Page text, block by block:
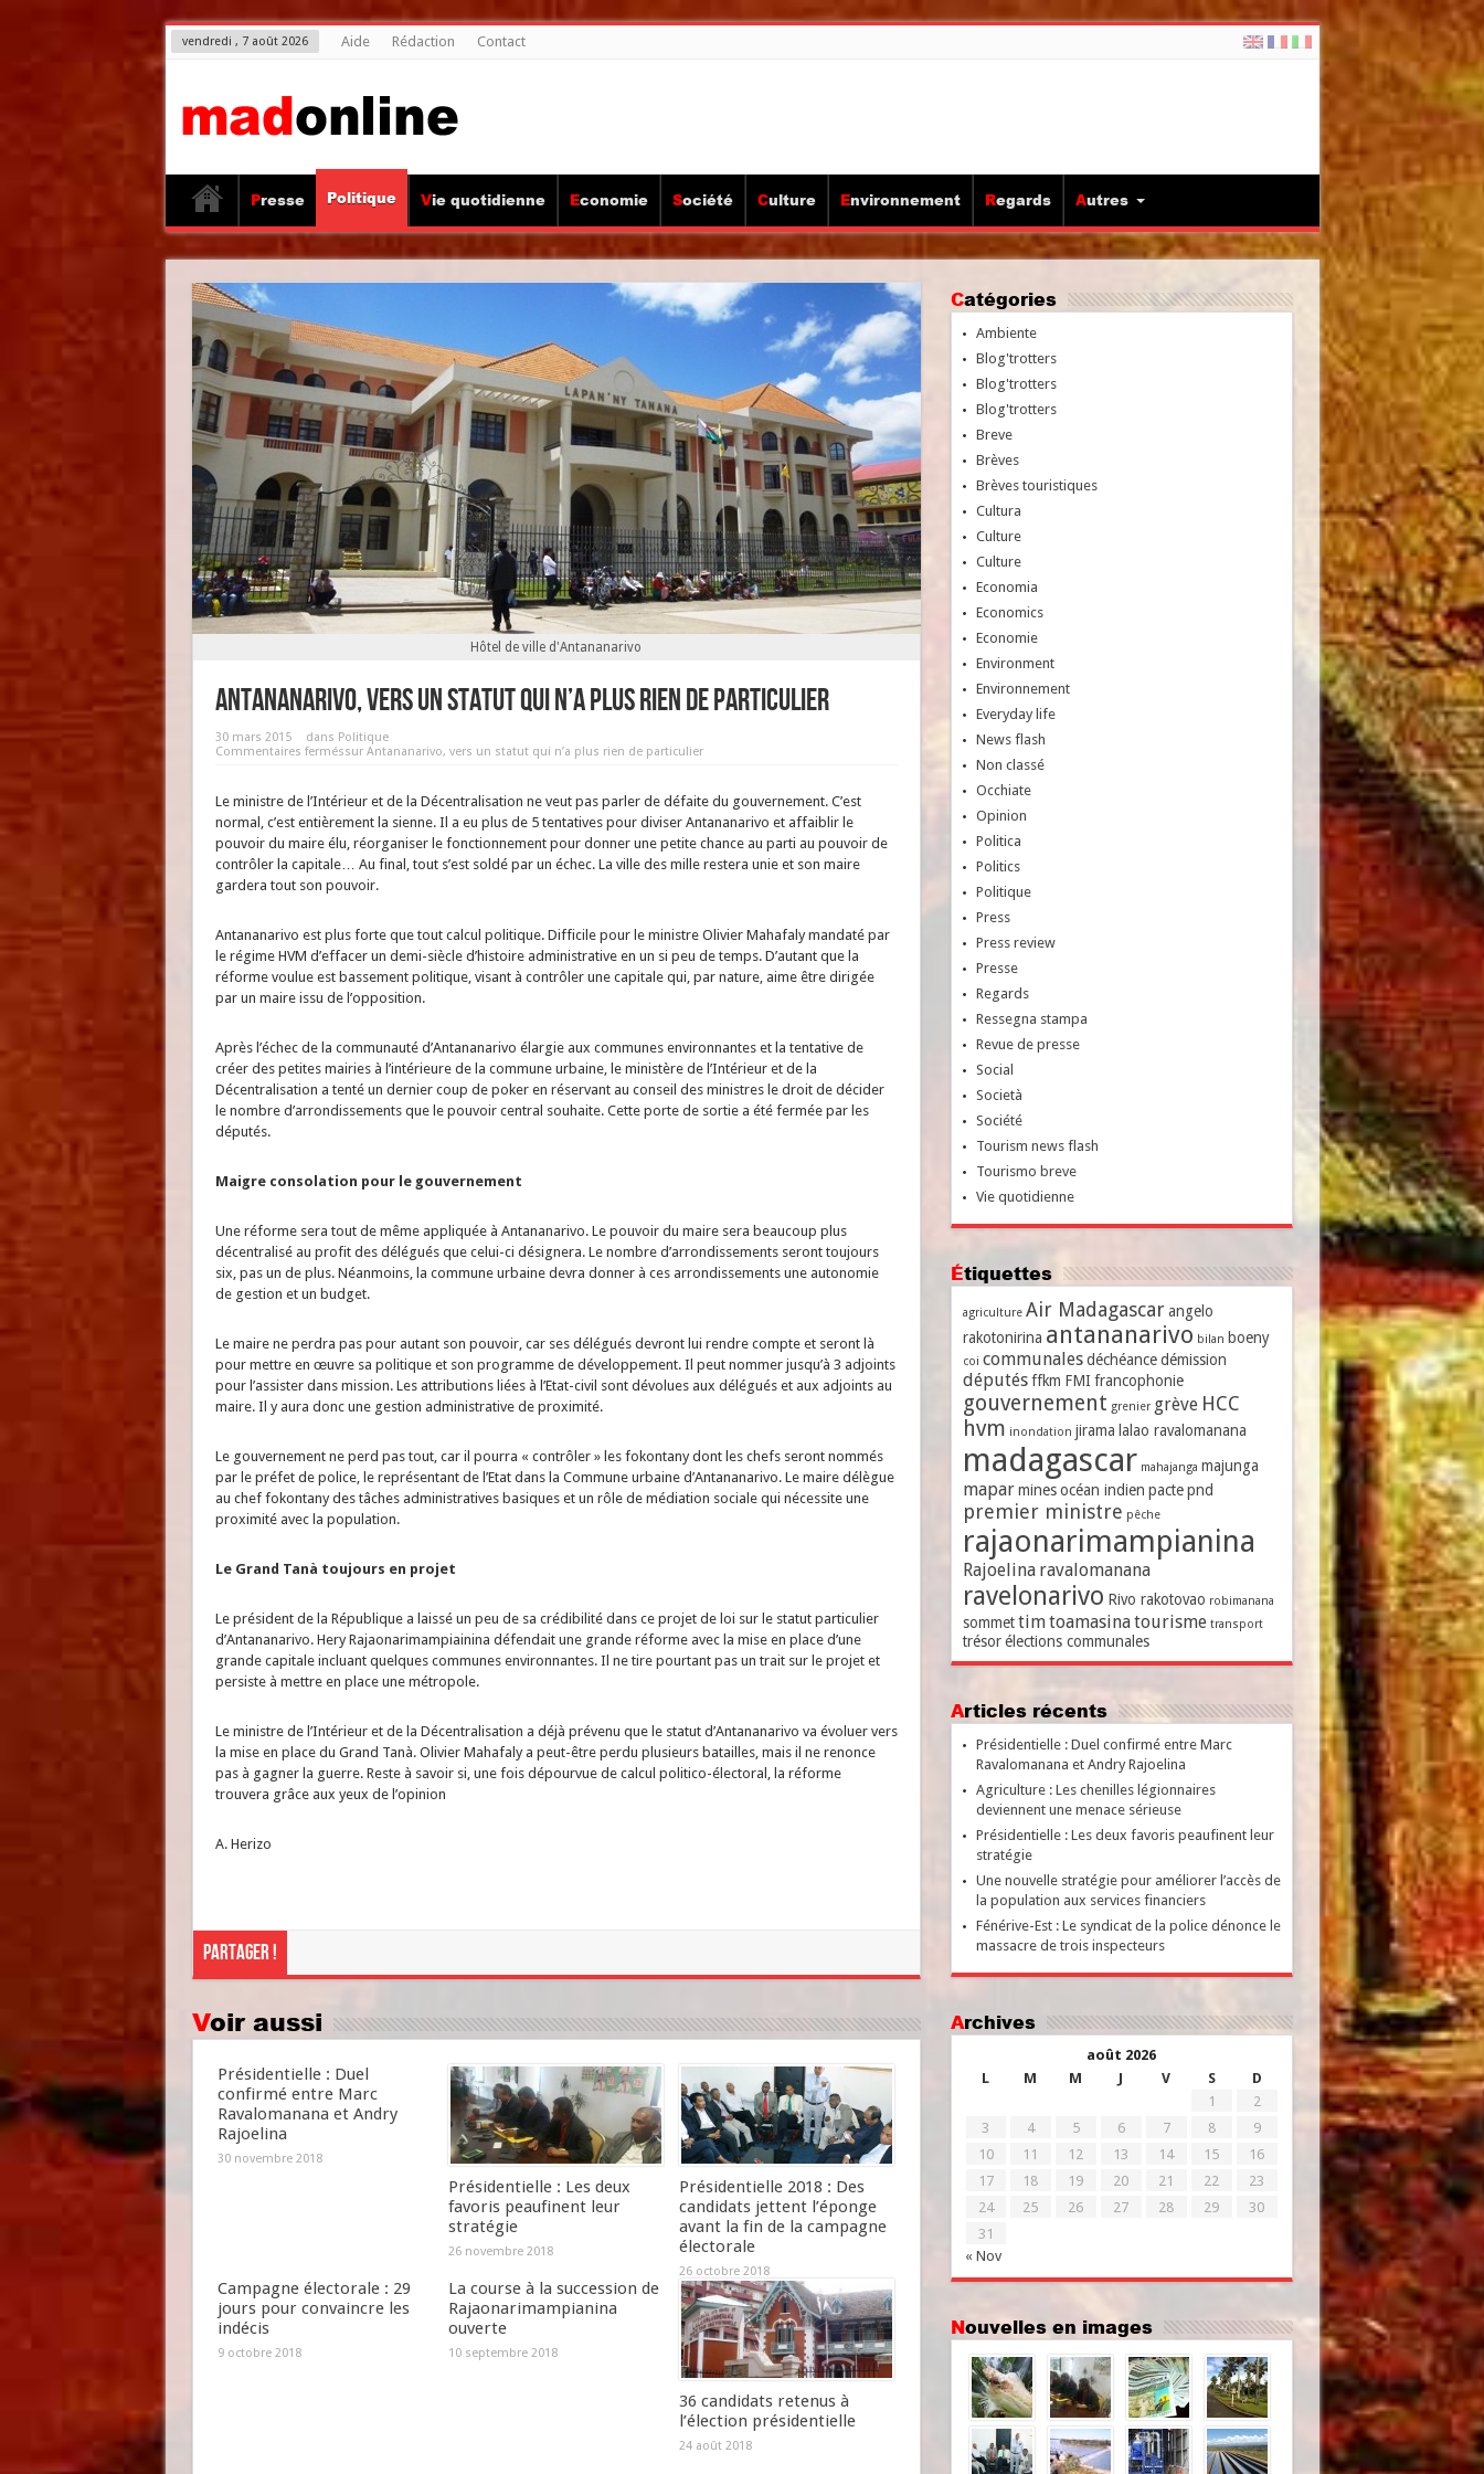
vendredi , 7 août 2026 Aide Rédaction Contact
Presse Politique Vie quotidienne Economie Société Culture Environnement Regards Autres
Hôtel de ville d'Antananarivo
Antananarivo, vers un statut qui n’a plus rien de particulier
30 mars 2015 dans Politique
Commentaires ferméssur Antananarivo, vers un statut qui n’a plus rien de particulier
Le ministre de l’Intérieur et de la Décentralisation ne veut pas parler de défaite du gouvernement. C’est
normal, c’est entièrement la sienne. Il a eu plus de 5 tentatives pour diviser Antananarivo et affaiblir le
pouvoir du maire élu, réorganiser le fonctionnement pour donner une petite chance au parti au pouvoir de
contrôler la capitale… Au final, tout s’est soldé par un échec. La ville des mille restera unie et son maire
gardera tout son pouvoir.
Antananarivo est plus forte que tout calcul politique. Difficile pour le ministre Olivier Mahafaly mandaté par
le régime HVM d’effacer un demi-siècle d’histoire administrative en un si peu de temps. D’autant que la
réforme voulue est bassement politique, visant à contrôler une capitale qui, par nature, aime être dirigée
par un maire issu de l’opposition.
Après l’échec de la communauté d’Antananarivo élargie aux communes environnantes et la tentative de
créer des petites mairies à l’intérieure de la commune urbaine, le ministère de l’Intérieur et de la
Décentralisation a tenté un dernier coup de poker en réservant au conseil des ministres le droit de décider
le nombre d’arrondissements que le pouvoir central souhaite. Cette porte de sortie a été fermée par les
députés.
Maigre consolation pour le gouvernement
Une réforme sera tout de même appliquée à Antananarivo. Le pouvoir du maire sera beaucoup plus
décentralisé au profit des délégués que celui-ci désignera. Le nombre d’arrondissements seront toujours
six, pas un de plus. Néanmoins, la commune urbaine devra donner à ces arrondissements une autonomie
de gestion et un budget.
Le maire ne perdra pas pour autant son pouvoir, car ses délégués devront lui rendre compte et seront là
pour mettre en œuvre sa politique et son programme de développement. Il peut nommer jusqu’à 3 adjoints
pour l’assister dans mission. Les attributions liées à l’Etat-civil sont dévolues aux délégués et aux adjoints au
maire. Il y aura donc une gestion administrative de proximité.
Le gouvernement ne perd pas tout, car il pourra « contrôler » les fokontany dont les chefs seront nommés
par le préfet de police, le représentant de l’Etat dans la Commune urbaine d’Antananarivo. Le maire délègue
au chef fokontany des tâches administratives basiques et un rôle de médiation sociale qui nécessite une
proximité avec la population.
Le Grand Tanà toujours en projet
Le président de la République a laissé un peu de sa crédibilité dans ce projet de loi sur le statut particulier
d’Antananarivo. Hery Rajaonarimampiainina défendait une grande réforme avec la mise en place d’une
grande capitale incluant quelques communes environnantes. Il ne tire pourtant pas un trait sur le projet et
persiste à mettre en place une métropole.
Le ministre de l’Intérieur et de la Décentralisation a déjà prévenu que le statut d’Antananarivo va évoluer vers
la mise en place du Grand Tanà. Olivier Mahafaly a peut-être perdu plusieurs batailles, mais il ne renonce
pas à gagner la guerre. Reste à savoir si, une fois dépourvue de calcul politico-électoral, la réforme
trouvera grâce aux yeux de l’opinion
A. Herizo
Partager !
Voir aussi
Présidentielle : Duel
confirmé entre Marc
Ravalomanana et Andry
Rajoelina
30 novembre 2018
Présidentielle : Les deux
favoris peaufinent leur
stratégie
26 novembre 2018
Présidentielle 2018 : Des
candidats jettent l’éponge
avant la fin de la campagne
électorale
26 octobre 2018
Campagne électorale : 29
jours pour convaincre les
indécis
9 octobre 2018
La course à la succession de
Rajaonarimampianina
ouverte
10 septembre 2018
36 candidats retenus à
l’élection présidentielle
24 août 2018
Catégories
Ambiente
Blog'trotters
Blog'trotters
Blog'trotters
Breve
Brèves
Brèves touristiques
Cultura
Culture
Culture
Economia
Economics
Economie
Environment
Environnement
Everyday life
News flash
Non classé
Occhiate
Opinion
Politica
Politics
Politique
Press
Press review
Presse
Regards
Ressegna stampa
Revue de presse
Social
Società
Société
Tourism news flash
Tourismo breve
Vie quotidienne
Étiquettes
agriculture Air Madagascar angelo
rakotonirina antananarivo bilan boeny
coi communales déchéance démission
députés ffkm FMI francophonie
gouvernement grenier grève HCC
hvm inondation jirama lalao ravalomanana
madagascar mahajanga majunga
mapar mines océan indien pacte pnd
premier ministre pêche
rajaonarimampianina
Rajoelina ravalomanana
ravelonarivo Rivo rakotovao robimanana
sommet timtoamasinatourisme transport
trésor élections communales
Articles récents
Présidentielle : Duel confirmé entre Marc
Ravalomanana et Andry Rajoelina
Agriculture : Les chenilles légionnaires
deviennent une menace sérieuse
Présidentielle : Les deux favoris peaufinent leur
stratégie
Une nouvelle stratégie pour améliorer l’accès de
la population aux services financiers
Fénérive-Est : Le syndicat de la police dénonce le
massacre de trois inspecteurs
Archives
août 2026
L
M M J V S D
« Nov
1
2
3
4 5 6 7 8
9
10
11 12 13 14 15
16
17
18 19 20 21 22
23
24
25 26 27 28 29
30
31
Nouvelles en images